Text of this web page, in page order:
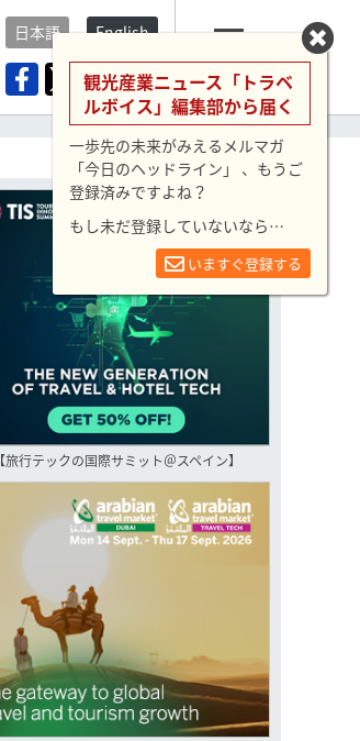
日本語 English
メニュー
【旅行テックの国際サミット＠スペイン】
観光産業ニュース「トラベ
ルボイス」編集部から届く
一歩先の未来がみえるメルマガ
「今日のヘッドライン」 、もうご
登録済みですよね？
もし未だ登録していないなら…
いますぐ登録する